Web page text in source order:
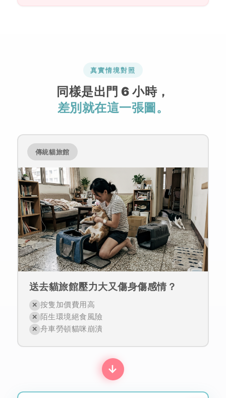
真實情境對照
同樣是出門 6 小時，
差別就在這一張圖。
傳統貓旅館
送去貓旅館壓力大又傷身傷感情？
✕ 按隻加價費用高
✕ 陌生環境絕食風險
✕ 舟車勞頓貓咪崩潰
→